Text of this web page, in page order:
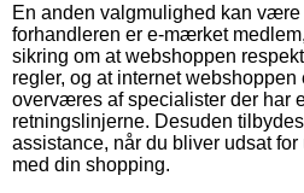
En anden valgmulighed kan
forhandleren er e-mærket
sikring om at webshoppen
regler, og at internet
overværes af specialister der har
retningslinjerne. Desuden
assistance, når du bliver udsat
med din shopping.